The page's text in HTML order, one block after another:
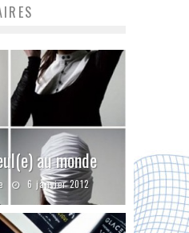
au monde
6 janvier 2012